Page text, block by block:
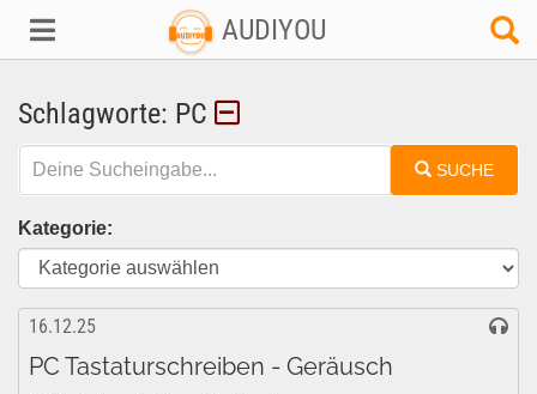
AUDIYOU
Schlagworte: PC
SUCHE
Kategorie:
16.12.25
PC Tastaturschreiben - Geräusch